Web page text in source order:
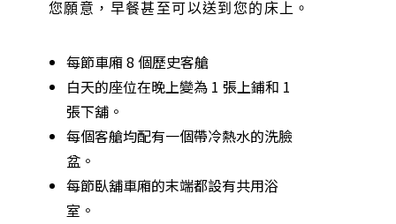
您願意，早餐甚至可以送到您的床上。
每節車廂 8 個歷史客艙
白天的座位在晚上變為 1 張上鋪和 1
張下舖。
每個客艙均配有一個帶冷熱水的洗臉
盆。
每節臥舖車廂的末端都設有共用浴
室。